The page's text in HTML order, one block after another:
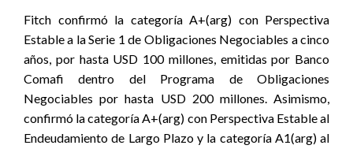
Fitch confirmó la categoría A+(arg) con Perspectiva
Estable a la Serie 1 de Obligaciones Negociables a cinco
años, por hasta USD 100 millones, emitidas por Banco
Comafi dentro del Programa de Obligaciones
Negociables por hasta USD 200 millones. Asimismo,
confirmó la categoría A+(arg) con Perspectiva Estable al
Endeudamiento de Largo Plazo y la categoría A1(arg) al